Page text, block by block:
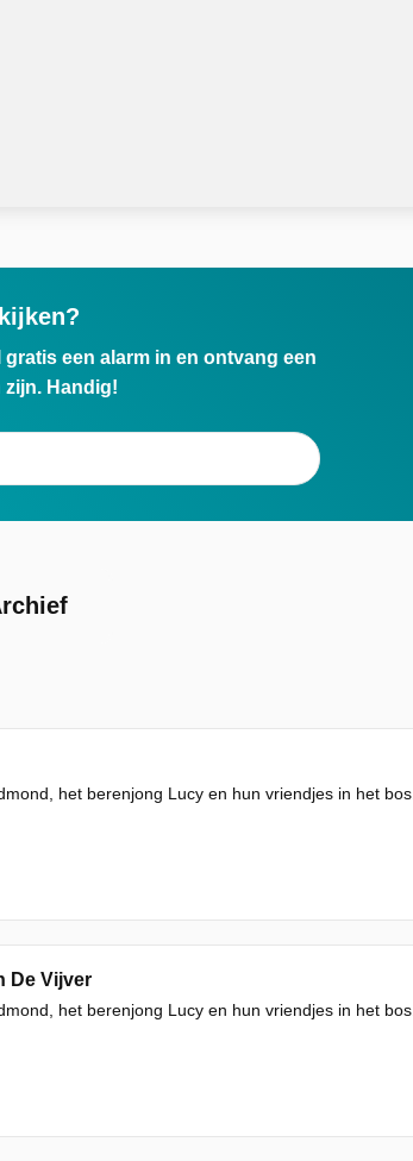
een alarm in en ontvang een
zijn. Handig!
het berenjong Lucy en hun vriendjes in het bos.
De Vijver
het berenjong Lucy en hun vriendjes in het bos.